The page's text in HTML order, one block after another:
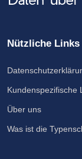
Nützliche Links
Kundenspezifische
Über uns
Was ist die